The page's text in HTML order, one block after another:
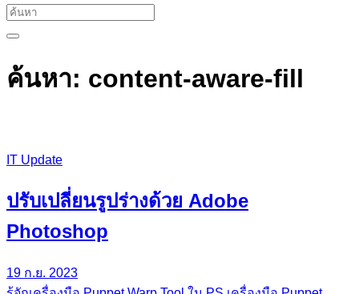
ค้นหา: content-aware-fill
IT Update
ปรับเปลี่ยนรูปร่างด้วย Adobe
Photoshop
19 ก.ย. 2023